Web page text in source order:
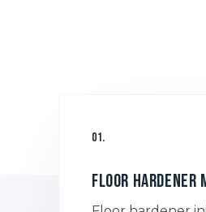
01.
Floor hardener